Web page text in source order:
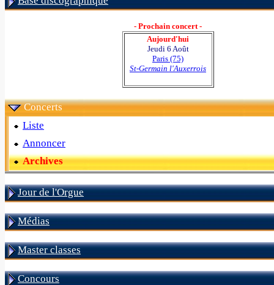
- Prochain concert -
Aujourd'hui
Jeudi 6 Août
Paris (75)
St-Germain l'Auxerrois
Concerts
Liste
Annoncer
Archives
Jour de l'Orgue
Médias
Master classes
Concours